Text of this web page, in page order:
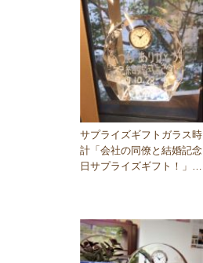
サプライズギフトガラス時
計「会社の同僚と結婚記念
日サプライズギフト！」大